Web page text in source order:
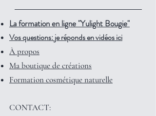
La formation en ligne "Yulight Bougie"
Vos questions: je réponds en vidéos ici
À propos
Ma boutique de créations
Formation cosmétique naturelle
CONTACT: